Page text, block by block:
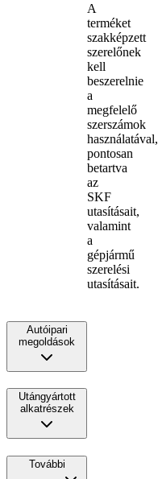
A
terméket
szakképzett
szerelőnek
kell
beszerelnie
a
megfelelő
szerszámok
használatával,
pontosan
betartva
az
SKF
utasításait,
valamint
a
gépjármű
szerelési
utasításait.
Autóipari
megoldások
Utángyártott
alkatrészek
További